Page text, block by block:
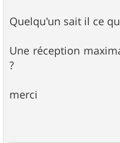
Quelqu'un sait il ce
Une réception
?
merci